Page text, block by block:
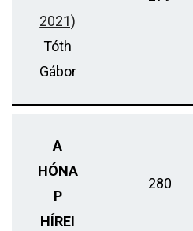
2021)
Tóth
Gábor
A
HÓNA
P
HÍREI
280